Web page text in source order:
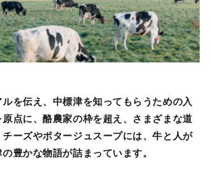
を伝え、中標津を知ってもらうための入
点に、酪農家の枠を超え、さまざまな道
ーズやポタージュスープには、牛と人が
豊かな物語が詰まっています。